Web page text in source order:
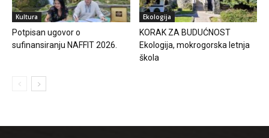
Kultura
Potpisan ugovor o
sufinansiranju NAFFIT 2026.
Ekologija
KORAK ZA BUDUĆNOST
Ekologija, mokrogorska letnja
škola